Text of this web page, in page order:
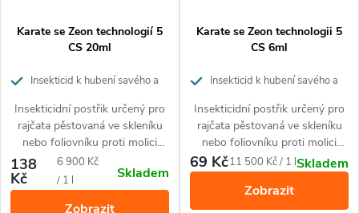
p
o
d
u
k
p
r
o
d
u
Karate se Zeon technologií 5
CS 20ml
Insekticid k hubení savého a
Insekticidní postřik určený pro
rajčata pěstovaná ve skleníku
nebo foliovníku proti molici
skleníkové a mandelince
bramborové.
138
Kč
Měrná
cena:
6 900 Kč
/ 1 l
Skladem
Zobrazit
Karate se Zeon technologii 5
CS 6ml
Insekticid k hubení savého a
Insekticidní postřik určený pro
rajčata pěstovaná ve skleníku
nebo foliovníku proti molici
skleníkové a mandelince
bramborové.
69 KčMěrná
11 500 Kč / 1 lSkladem
Zobrazit